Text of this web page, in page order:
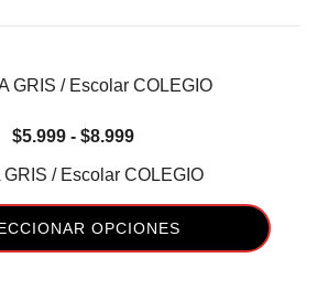
$5.999 - $8.999Rango
de
desde
$5.999
/ Escolar COLEGIO
OPCIONES